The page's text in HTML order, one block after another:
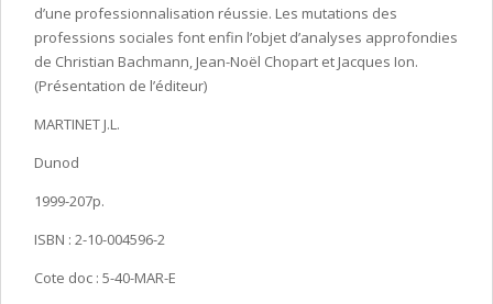
d’une professionnalisation réussie. Les mutations des
professions sociales font enfin l’objet d’analyses approfondies
de Christian Bachmann, Jean-Noël Chopart et Jacques Ion.
(Présentation de l’éditeur)
MARTINET J.L.
Dunod
1999-207p.
ISBN : 2-10-004596-2
Cote doc : 5-40-MAR-E